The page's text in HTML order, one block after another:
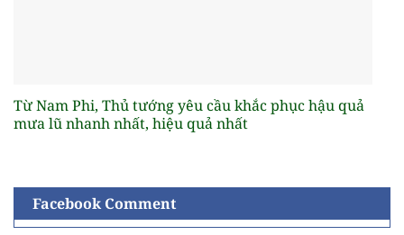
Từ Nam Phi, Thủ tướng yêu cầu khắc phục hậu quả
mưa lũ nhanh nhất, hiệu quả nhất
Facebook Comment